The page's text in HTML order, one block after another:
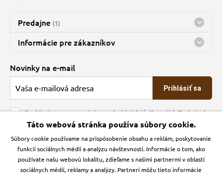
Predajne (1)
Predajňa a sklad Kbely
nes máme otvorené 08:00 - 15:00
Informácie pre zákazníkov
O spoločnosti
Veľkoobchod
Obchodné podmienky
Kontakt
Podmienky ochrany osobných údajov
Zásady používanie cookies a Google Analytics
Novinky na e-mail
Prihlásiť sa
Souhlasím se zpracováním osobních údajů dle našichPodmínek
ochrany osobních údajů
Krmiva Pučálka na sociálnych sieťach
Instagran Facebook
Táto webová stránka používa súbory cookie.
Súbory cookie používame na prispôsobenie obsahu a reklám, poskytovanie
funkcií sociálnych médií a analýzu návštevnosti. Informácie o tom, ako
používate našu webovú lokalitu, zdieľame s našimi partnermi v oblasti
sociálnych médií, reklamy a analýzy. Partneri môžu tieto informácie